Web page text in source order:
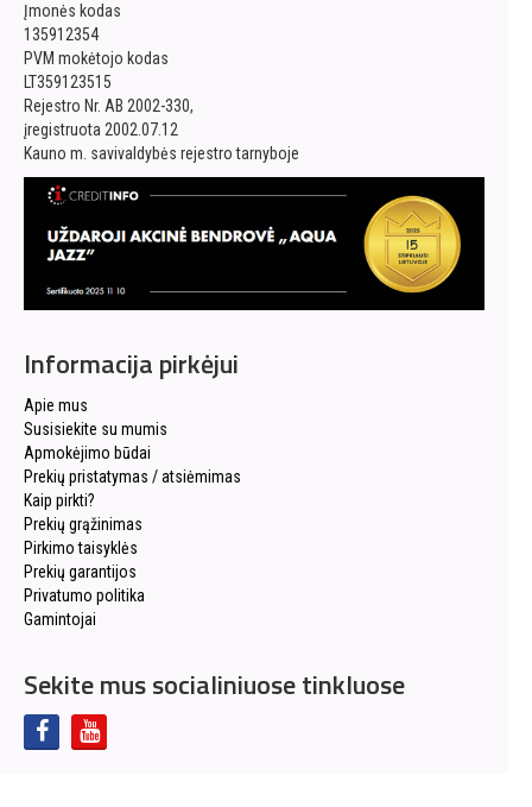
Įmonės kodas
135912354
PVM mokėtojo kodas
LT359123515
Rejestro Nr. AB 2002-330,
įregistruota 2002.07.12
Kauno m. savivaldybės rejestro tarnyboje
Informacija pirkėjui
Apie mus
Susisiekite su mumis
Apmokėjimo būdai
Prekių pristatymas / atsiėmimas
Kaip pirkti?
Prekių grąžinimas
Pirkimo taisyklės
Prekių garantijos
Privatumo politika
Gamintojai
Sekite mus socialiniuose tinkluose